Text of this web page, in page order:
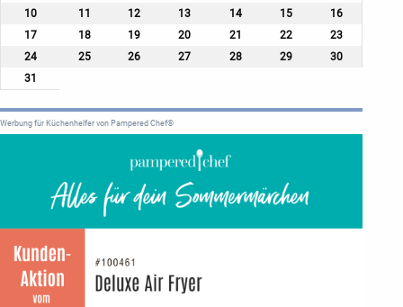
10
11 12 13 14 15
16
17
18 19 20 21 22
23
24
25 26 27 28 29
30
31
Werbung für Küchenhelfer von Pampered Chef®